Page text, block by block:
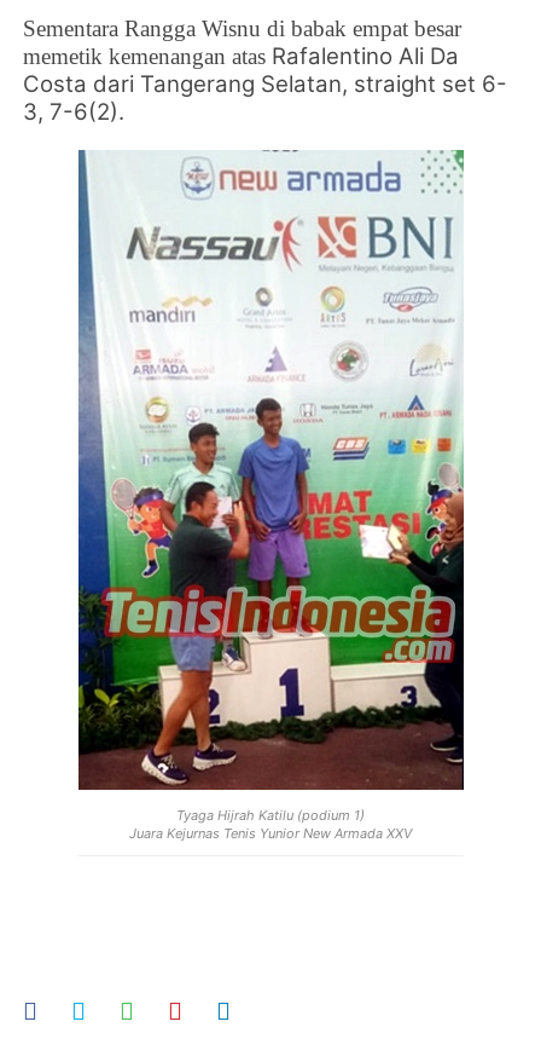
SementaraRangga Wisnu di babak empat besar
memetik kemenangan atas Rafalentino Ali Da
Costa dari Tangerang Selatan, straight set 6-
3, 7-6(2).
Tyaga Hijrah Katilu (podium 1)
Juara Kejurnas Tenis Yunior New Armada XXV